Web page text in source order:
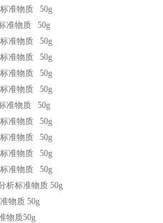
标准物质 50g
准物质 50g
标准物质 50g
标准物质 50g
标准物质 50g
标准物质 50g
准物质 50g
标准物质 50g
标准物质 50g
标准物质 50g
标准物质 50g
析标准物质 50g
物质 50g
物质50g